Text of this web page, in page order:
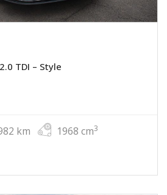
TDI – Style
km 1968 cm3